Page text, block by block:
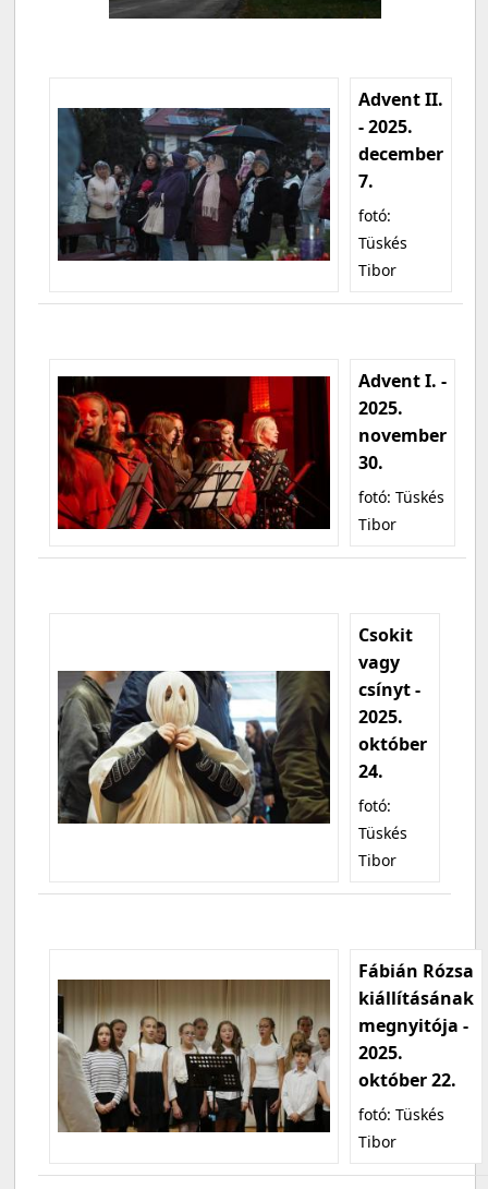
Advent II.
- 2025.
december
7.
fotó:
Tüskés
Tibor
Advent I. -
2025.
november
30.
fotó: Tüskés
Tibor
Csokit
vagy
csínyt -
2025.
október
24.
fotó:
Tüskés
Tibor
Fábián Rózsa
kiállításának
megnyitója -
2025.
október 22.
fotó: Tüskés
Tibor